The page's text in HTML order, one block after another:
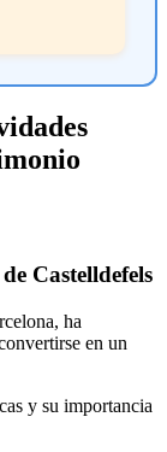
Castelldefels
ha
en un
y su importancia